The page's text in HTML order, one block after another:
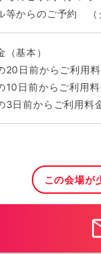
等からのご予約
基本）
20日前からご利用
10日前からご利用
3日前からご利用料
この会場が